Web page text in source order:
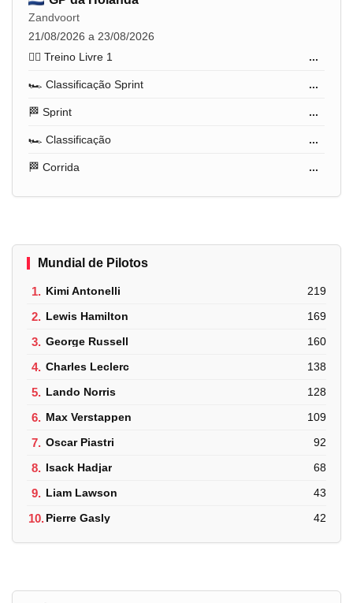
Zandvoort
21/08/2026 a 23/08/2026
🏋️‍♂️ Treino Livre 1
...
🏎️ Classificação Sprint ...
🏁 Sprint ...
🏎️ Classificação ...
🏁 Corrida ...
Mundial de Pilotos
1. Kimi Antonelli 219
2. Lewis Hamilton 169
3. George Russell 160
4. Charles Leclerc 138
5. Lando Norris 128
6. Max Verstappen 109
7. Oscar Piastri 92
8. Isack Hadjar 68
9. Liam Lawson 43
10.Pierre Gasly 42